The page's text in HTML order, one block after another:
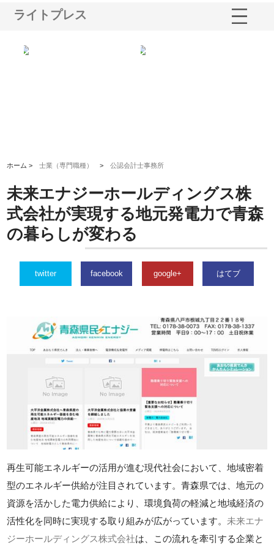
ライトプレス
ホーム >士業（専門職種） >公認会計士事務所
未来エナジーホールディングス株
式会社が実現する地元発電力で青森
の暮らしが変わる
twitter facebook google+ はてブ
再生可能エネルギーの活用が進む現代社会において、地域密着
型のエネルギー供給が注目されています。青森県では、地元の
資源を活かした電力供給により、環境負荷の軽減と地域経済の
活性化を同時に実現する取り組みが広がっています。 未来エナ
ジーホールディングス株式会社は、この流れを牽引する企業と